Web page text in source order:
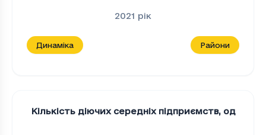
2021 рік
Динаміка Райони
Кількість діючих середніх підприємств, од